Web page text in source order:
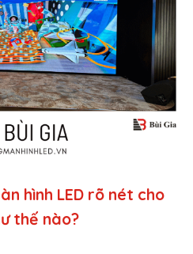
hình LED rõ nét cho
thế nào?